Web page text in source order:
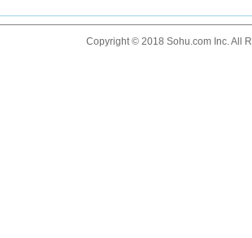
Copyright © 2018 Sohu.com Inc. All